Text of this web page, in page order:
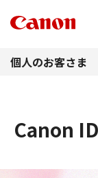
個人のお客さま
Canon ID